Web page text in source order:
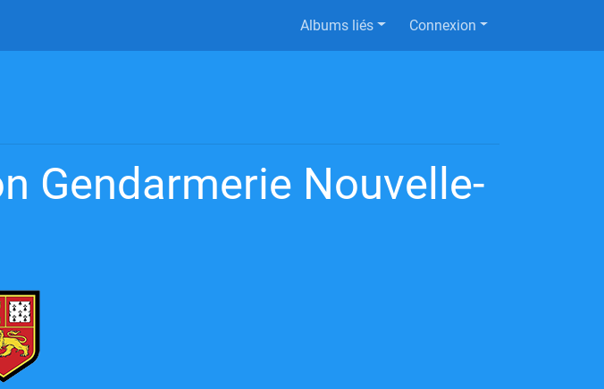
Albums liés Connexion
Gendarmerie Nouvelle-